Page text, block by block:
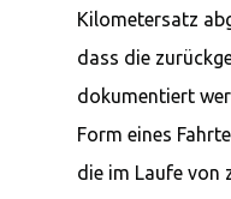
Kilometersatz
dass die
dokumentiert
Form eines
die im Laufe von